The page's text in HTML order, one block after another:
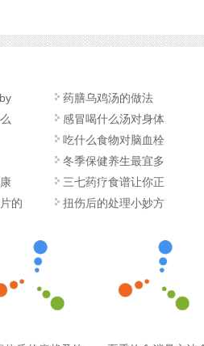
药膳乌鸡汤的做法
感冒喝什么汤对身体
吃什么食物对脑血栓
冬季保健养生最宜多
三七药疗食谱让你正
的
扭伤后的处理小妙方